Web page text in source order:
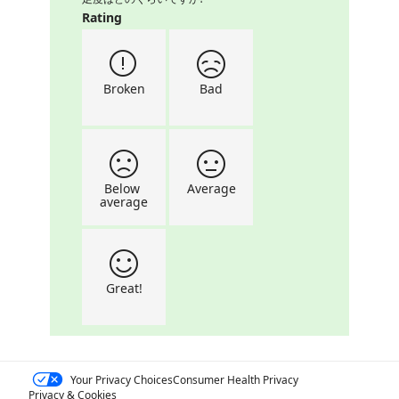
Rating

Broken

Bad

Below
average

Average

Great!
Your Privacy ChoicesConsumer Health Privacy
Privacy & Cookies